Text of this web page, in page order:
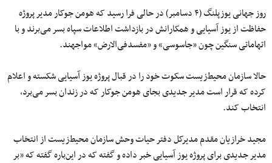
روز جهانی یوزپلنگ (۴ دسامبر) در حالی فرا رسید که هومن جوکار مدیر پروژه
حفاظت از یوز آسیایی و همکارانش در بازداشت اطلاعات سپاه بسر می‌برند و با
اتهاماتی سنگین چون «جاسوسی» و «مفسد‌فی‌الارض» مواجهند.
حالا سازمان محیط‌زیست سکوت خود را در قبال پروژه یوز آسیایی شکسته و اعلام
کرده که قرار است مدیر جدیدی بجای هومن جوکار که در زندان بسر می‌برد،
انتخاب کند.
مجید خرازیان مقدم مدیرکل دفتر حیات وحش سازمان محیط‌زیست از انتخاب
مدیر جدیدی برای پروژه یوز آسیایی خبر داده و گفته که در این‌باره گفته که «بر